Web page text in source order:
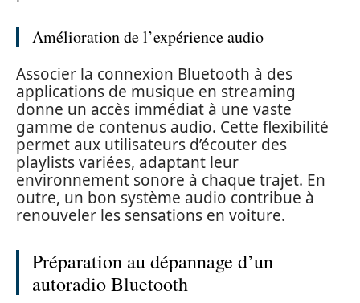
Amélioration de l’expérience audio
Associer la connexion Bluetooth à des
applications de musique en streaming
donne un accès immédiat à une vaste
gamme de contenus audio. Cette flexibilité
permet aux utilisateurs d’écouter des
playlists variées, adaptant leur
environnement sonore à chaque trajet. En
outre, un bon système audio contribue à
renouveler les sensations en voiture.
Préparation au dépannage d’un
autoradio Bluetooth